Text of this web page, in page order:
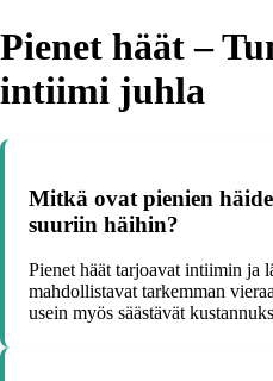
Pienet häät –
intiimi juhla
Mitkä ovat pienien
suuriin häihin?
Pienet häät tarjoavat intiimin ja
mahdollistavat tarkemman
usein myös säästävät